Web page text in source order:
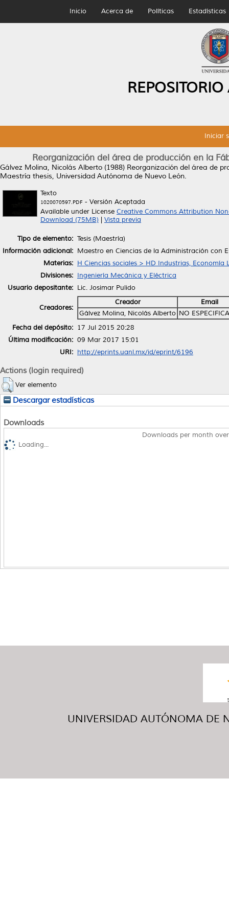
Inicio Acerca de Políticas Estadísticas
Iniciar
Reorganización del área de producción en la
Gálvez Molina, Nicolás Alberto (1988) Reorganización del área de
Maestría thesis, Universidad Autónoma de Nuevo León.
Texto
1020070597.PDF - Versión Aceptada
Available under License Creative Commons Attribution
Download (75MB)
Vista previa
Tipo de elemento: Tesis (Maestría)
Información adicional: Maestro en Ciencias de la Administración con
Materias: H Ciencias sociales > HD Industrias, Economía
Divisiones: Ingeniería Mecánica y Eléctrica
Usuario depositante: Lic. Josimar Pulido
Creadores:
Creador
Email
Gálvez Molina, Nicolás Alberto NO
Fecha del depósito: 17 Jul 2015 20:28
Última modificación: 09 Mar 2017 15:01
URI: http://eprints.uanl.mx/id/eprint/6196
Actions (login required)
Ver elemento
Descargar estadísticas
Downloads
Downloads per month
Loading...
UNIVERSIDAD AUTÓNOMA DE